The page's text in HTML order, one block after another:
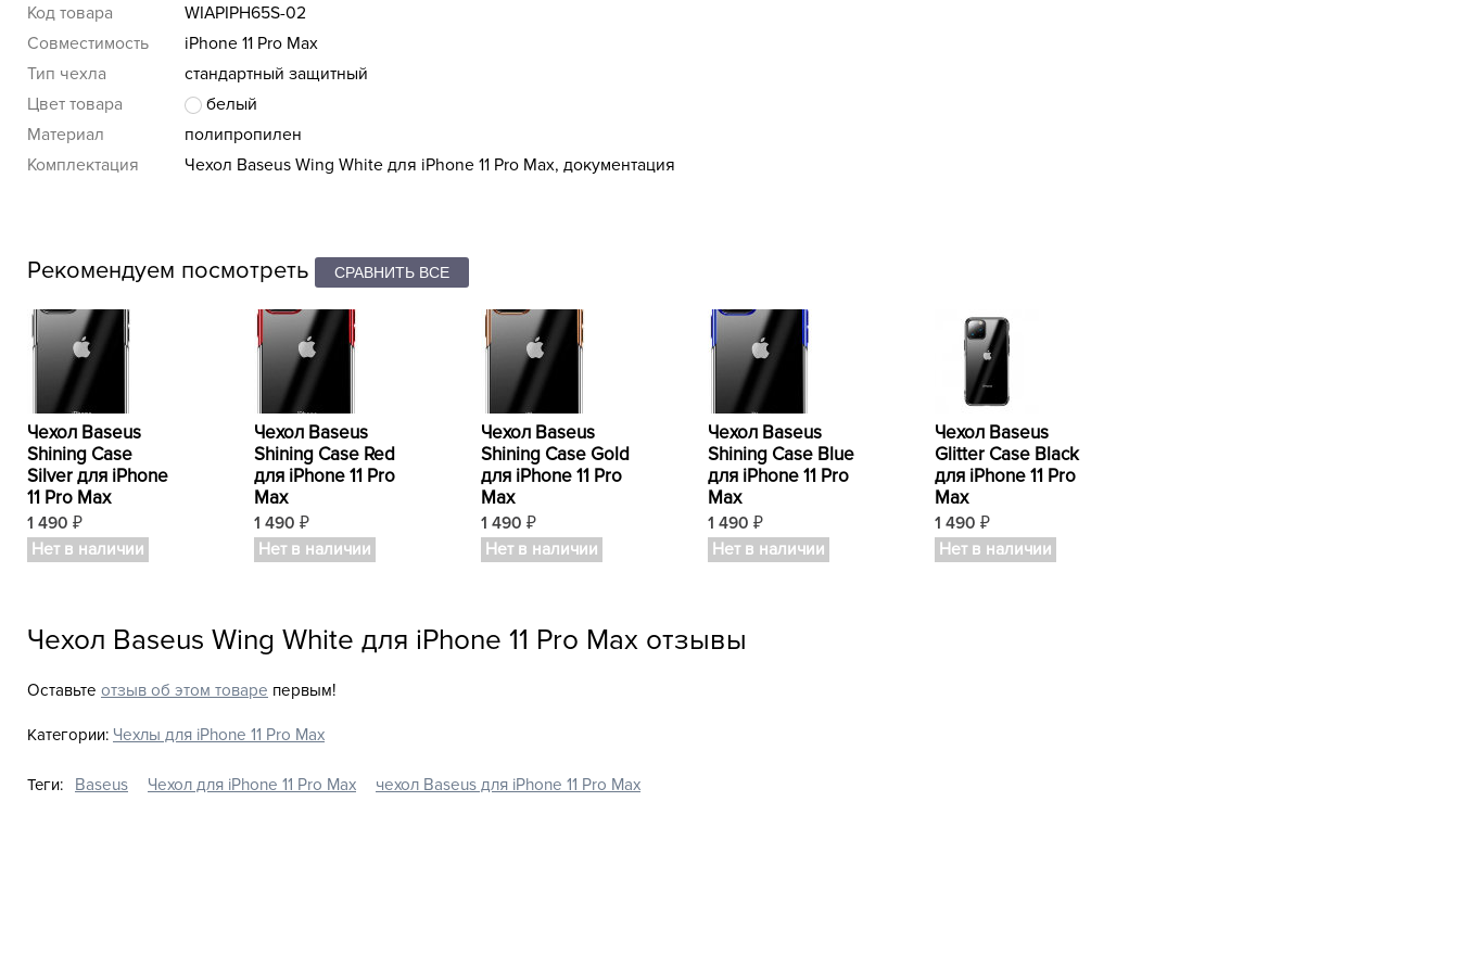
Код товара
WIAPIPH65S-02
Совместимость
iPhone 11 Pro Max
Тип чехла
стандартный защитный
Цвет товара
белый
Материал
полипропилен
Комплектация
Чехол Baseus Wing White для iPhone 11 Pro Max, документация
Рекомендуем посмотреть
Чехол Baseus
Shining Case
Silver для iPhone
11 Pro Max
1 490 ₽
Нет в наличии
Чехол Baseus
Shining Case Red
для iPhone 11 Pro
Max
1 490 ₽
Нет в наличии
Чехол Baseus
Shining Case Gold
для iPhone 11 Pro
Max
1 490 ₽
Нет в наличии
Чехол Baseus
Shining Case Blue
для iPhone 11 Pro
Max
1 490 ₽
Нет в наличии
Чехол Baseus
Glitter Case Black
для iPhone 11 Pro
Max
1 490 ₽
Нет в наличии
Чехол Baseus Wing White для iPhone 11 Pro Max отзывы
Оставьте отзыв об этом товаре первым!
Категории: Чехлы для iPhone 11 Pro Max
Теги: Baseus Чехол для iPhone 11 Pro Max чехол Baseus для iPhone 11 Pro Max